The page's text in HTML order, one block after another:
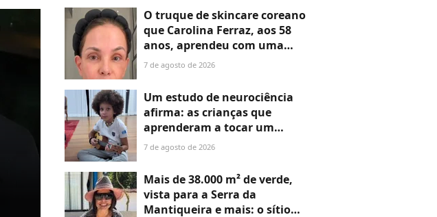
apenas uma tarde
O truque de skincare coreano
que Carolina Ferraz, aos 58
anos, aprendeu com uma
expert coreana para
enquanto dorme
7 de agosto de 2026
Um estudo de neurociência
afirma: as crianças que
aprenderam a tocar um
instrumento na infância
habilidade essencial para a
vida
7 de agosto de 2026
Mais de 38.000 m² de verde,
vista para a Serra da
Mantiqueira e mais: o sítio